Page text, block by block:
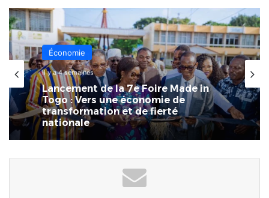
Économie
il y a 4 semaines
Lancement de la 7e Foire Made in
Togo : Vers une économie de
transformation et de fierté
nationale